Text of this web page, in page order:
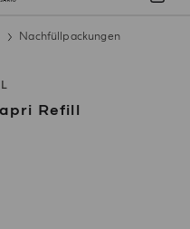
Nachfüllpackungen
Refill